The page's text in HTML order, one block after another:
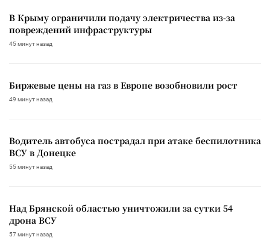
В Крыму ограничили подачу электричества из-за
повреждений инфраструктуры
45 минут назад
Биржевые цены на газ в Европе возобновили рост
49 минут назад
Водитель автобуса пострадал при атаке беспилотника
ВСУ в Донецке
55 минут назад
Над Брянской областью уничтожили за сутки 54
дрона ВСУ
57 минут назад